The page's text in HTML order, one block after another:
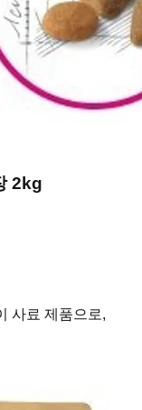
2kg
사료 제품으로,